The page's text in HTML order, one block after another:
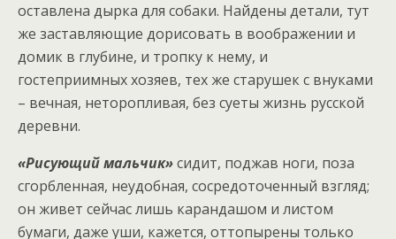
оставлена дырка для собаки. Найдены детали, тут
же заставляющие дорисовать в воображении и
домик в глубине, и тропку к нему, и
гостеприимных хозяев, тех же старушек с внуками
– вечная, неторопливая, без суеты жизнь русской
деревни.
«Рисующий мальчик»сидит, поджав ноги, поза
сгорбленная, неудобная, сосредоточенный взгляд;
он живет сейчас лишь карандашом и листом
бумаги, даже уши, кажется, оттопырены только